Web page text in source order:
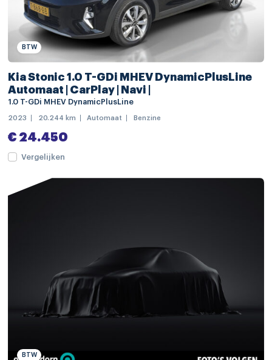
dakrails
dimlichten automatisch
LED achterlichten
LED dagrijverlichting
mistlampen voor
regensensor
Apple Carplay/Android Auto
electronic climate controle
lederen/stof bekleding
BTW
Kia Stonic 1.0 T-GDi MHEV DynamicPlusLine
Automaat | CarPlay | Navi |
1.0 T-GDi MHEV DynamicPlusLine
2023 20.244 km Automaat Benzine
€ 24.450
Vergelijken
BTW